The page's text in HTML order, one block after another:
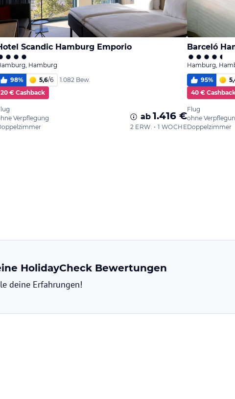
Scandic Hamburg Emporio
Hamburg
98% 5,6/6
1.082 Bew.
20 € Cashback
Verpflegung
ab 1.416 €
2 ERW. • 1 WOCHE
Barceló
Hamburg,
95%
40 €
Flug
ohne
Doppelzimmer
HolidayCheck Bewertungen
deine Erfahrungen!